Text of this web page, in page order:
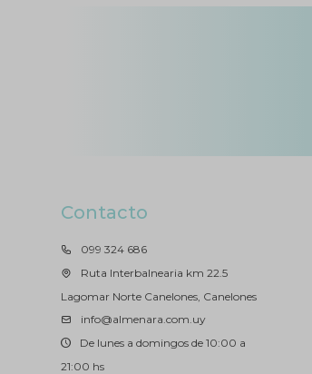
Contacto
099 324 686
Ruta Interbalnearia km 22.5
Lagomar Norte Canelones, Canelones
info@almenara.com.uy
De lunes a domingos de 10:00 a
21:00 hs